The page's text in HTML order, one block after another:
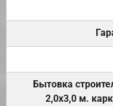
Бытовка
2,0х3,0 м.